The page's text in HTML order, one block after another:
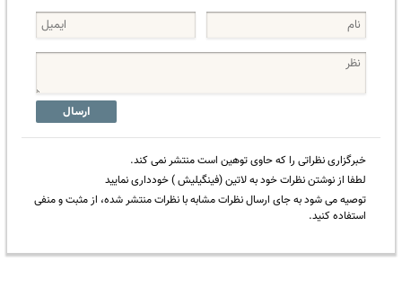
ارسال
خبرگزاری نظراتی را که حاوی توهین است منتشر نمی کند.
لطفا از نوشتن نظرات خود به لاتین (فینگیلیش ) خودداری نمایید
توصیه می شود به جای ارسال نظرات مشابه با نظرات منتشر شده، از مثبت و منفی
استفاده کنید.